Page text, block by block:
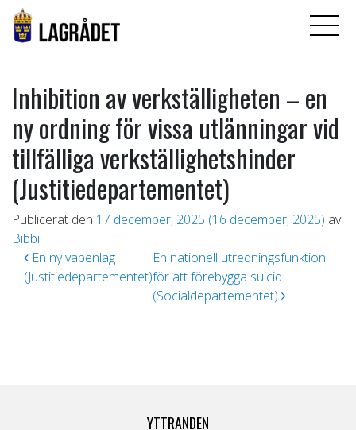
Inhibition av verkställigheten – en
ny ordning för vissa utlänningar vid
tillfälliga verkställighetshinder
(Justitiedepartementet)
Publicerat den 17 december, 2025 (16 december, 2025) av
Bibbi
Inläggsnavigering
En ny vapenlag
(Justitiedepartementet)
En nationell utredningsfunktion
för att förebygga suicid
(Socialdepartementet)
YTTRANDEN